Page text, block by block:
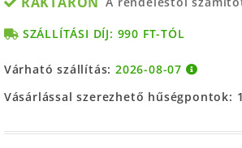
SZÁLLÍTÁSI DÍJ: 990 FT-TÓL
Várható szállítás:2026-08-07
Vásárlással szerezhető hűségpontok: